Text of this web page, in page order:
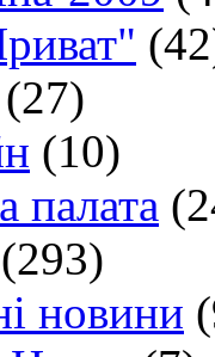
(27)
(10)
палата
(293)
новини